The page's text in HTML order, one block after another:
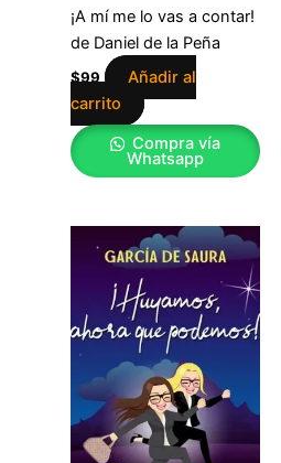
¡A mí me lo vas a contar!
de Daniel de la Peña
$99
Añadir al
carrito
Compra vía
Whatsapp